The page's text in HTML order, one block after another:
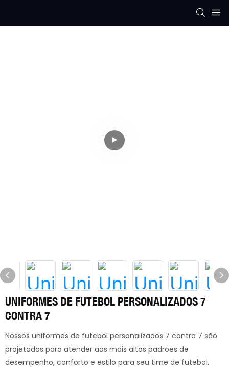
UNIFORMES DE FUTEBOL PERSONALIZADOS 7
CONTRA 7
Nossos uniformes de futebol personalizados 7 contra 7 são
projetados para atender aos mais altos padrões de
desempenho, conforto e estilo para seu time de futebol.